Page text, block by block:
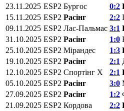
23.11.2025 ESP2 Бургос 0:2
15.11.2025 ESP2 Расінг 2:2
09.11.2025 ESP2 Лас-Пальмас 3:1
31.10.2025 ESP2 Расінг 1:0
25.10.2025 ESP2 Мірандес 1:3
19.10.2025 ESP2 Расінг 2:1
12.10.2025 ESP2 Спортінг Х 2:1
05.10.2025 ESP2 Расінг 3:0
27.09.2025 ESP2 Расінг 1:2
21.09.2025 ESP2 Кордова 2:2